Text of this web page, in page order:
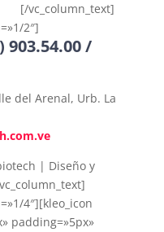
[/vc_column_text]
2″]
903.54.00 /
del Arenal, Urb. La
| Diseño y
4″][kleo_icon
padding=»5px»